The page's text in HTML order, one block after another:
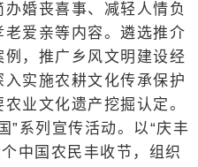
婚丧喜事、减轻人情负
爱亲等内容。遴选推介
，推广乡风文明建设经
实施农耕文化传承保护
业文化遗产挖掘认定。
”系列宣传活动。以“庆丰
中国农民丰收节，组织